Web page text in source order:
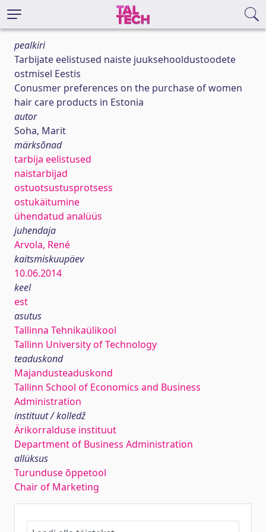
pealkiri
Tarbijate eelistused naiste juuksehooldustoodete
ostmisel Eestis
Conusmer preferences on the purchase of women
hair care products in Estonia
autor
Soha, Marit
märksõnad
tarbija eelistused
naistarbijad
ostuotsustusprotsess
ostukäitumine
ühendatud analüüs
juhendaja
Arvola, René
kaitsmiskuupäev
10.06.2014
keel
est
asutus
Tallinna Tehnikaülikool
Tallinn University of Technology
teaduskond
Majandusteaduskond
Tallinn School of Economics and Business
Administration
instituut / kolledž
Ärikorralduse instituut
Department of Business Administration
allüksus
Turunduse õppetool
Chair of Marketing